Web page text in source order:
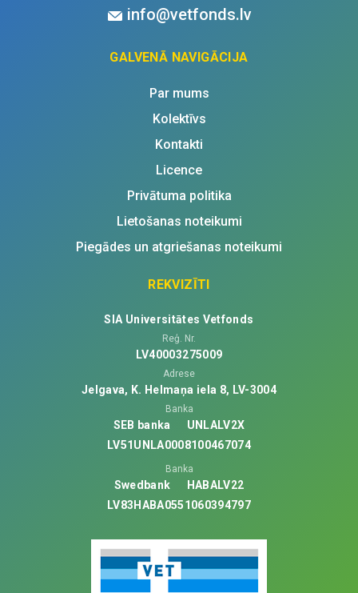
info@vetfonds.lv
GALVENĀ NAVIGĀCIJA
Par mums
Kolektīvs
Kontakti
Licence
Privātuma politika
Lietošanas noteikumi
Piegādes un atgriešanas noteikumi
REKVIZĪTI
SIA Universitātes Vetfonds
Reģ. Nr.
LV40003275009
Adrese
Jelgava, K. Helmaņa iela 8, LV-3004
Banka
SEB banka
UNLALV2X
LV51UNLA0008100467074
Banka
Swedbank
HABALV22
LV83HABA0551060394797